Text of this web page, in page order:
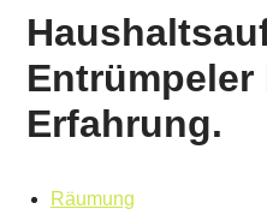
Erfahrung.
Räumung